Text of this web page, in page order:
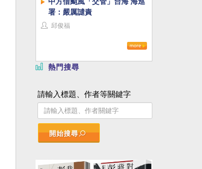
署：嚴厲譴責
邱俊福
熱門搜尋
請輸入標題、作者等關鍵字
開始搜尋